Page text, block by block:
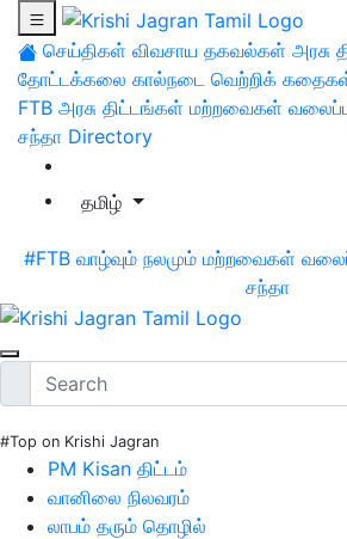
செய்திகள் விவசாய தகவல்கள் அரசு
தோட்டக்கலை கால்நடை வெற்றிக்
FTB அரசு திட்டங்கள் மற்றவைகள்
சந்தா Directory
தமிழ்
#FTB வாழ்வும் நலமும் மற்றவைகள்
சந்தா
#Top on Krishi Jagran
PM Kisan திட்டம்
வானிலை நிலவரம்
லாபம் தரும் தொழில்